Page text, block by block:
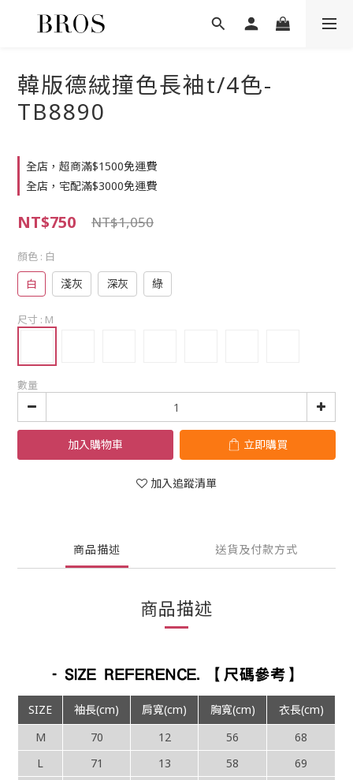
韓版德絨撞色長袖t/4色-
TB8890
全店，超商滿$1500免運費
全店，宅配滿$3000免運費
NT$750 NT$1,050
顏色 : 白
白 淺灰 深灰 綠
尺寸 : M
數量
加入購物車 立即購買
加入追蹤清單
商品描述 送貨及付款方式
商品描述
SIZE 袖長(cm) 肩寬(cm) 胸寬(cm)
衣長(cm)
M
70 12 56
68
L
71 13 58
69